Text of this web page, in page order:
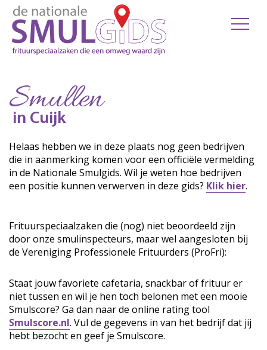
Smullen
in Cuijk
Helaas hebben we in deze plaats nog geen bedrijven
die in aanmerking komen voor een officiële vermelding
in de Nationale Smulgids. Wil je weten hoe bedrijven
een positie kunnen verwerven in deze gids? Klik hier.
Frituurspeciaalzaken die (nog) niet beoordeeld zijn
door onze smulinspecteurs, maar wel aangesloten bij
de Vereniging Professionele Frituurders (ProFri):
Staat jouw favoriete cafetaria, snackbar of frituur er
niet tussen en wil je hen toch belonen met een mooie
Smulscore? Ga dan naar de online rating tool
Smulscore.nl. Vul de gegevens in van het bedrijf dat jij
hebt bezocht en geef je Smulscore.